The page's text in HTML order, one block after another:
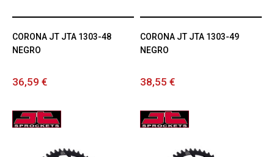
CORONA JT JTA 1303-48
NEGRO
36,59 €
CORONA JT JTA 1303-49
NEGRO
38,55 €